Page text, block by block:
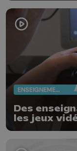
ENSEIGNEMENT
Des
les jeux